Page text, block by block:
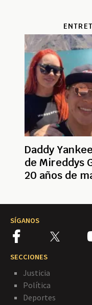
Daddy
de Mireddys
20 años de
SÍGANOS
SECCIONES
Justicia
Política
Deportes